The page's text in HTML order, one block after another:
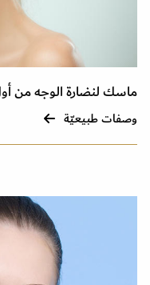
ماسك لنضارة الوجه من
وصفات طبيعيّة